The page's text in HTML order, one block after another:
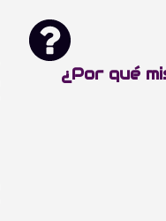
¿Por qué